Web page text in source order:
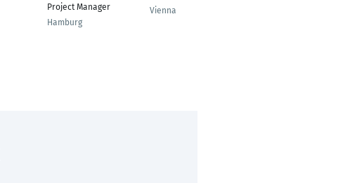
Project Manager
Hamburg
Vienna